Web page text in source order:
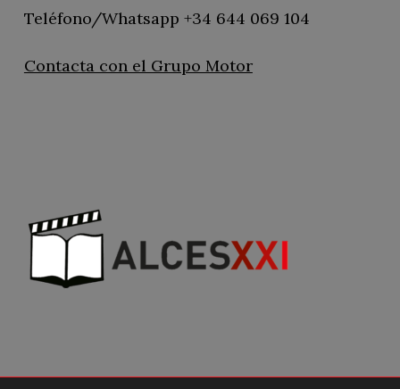
Teléfono/Whatsapp +34 644 069 104
Contacta con el Grupo Motor